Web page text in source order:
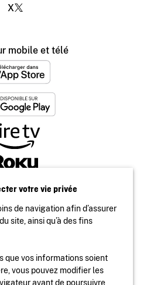
X
mobile et télé
votre vie privée
de navigation afin d’assurer
site, ainsi qu’à des fins
que vos informations soient
vous pouvez modifier les
avant de poursuivre